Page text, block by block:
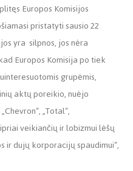
Europos Komisijos
pristatyti sausio 22
yra silpnos, jos nėra
Europos Komisija po tiek
grupėmis,
aktų poreikio, nuėjo
„Total“,
veikiančių ir lobizmui lėšų
ir dujų korporacijų spaudimui“,